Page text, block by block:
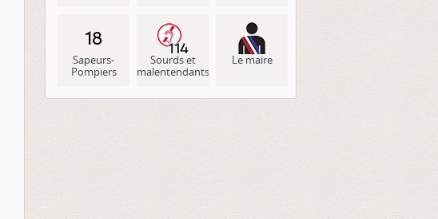
Sapeurs-
Pompiers
Sourds et
malentendants
Le maire